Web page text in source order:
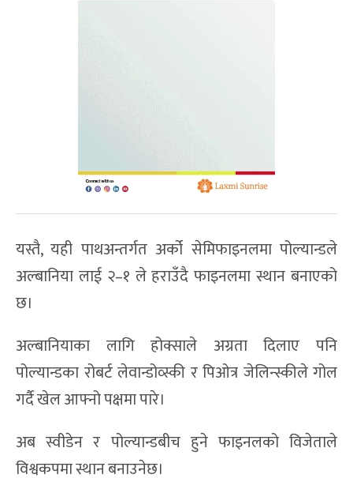
यस्तै, यही पाथअन्तर्गत अर्को सेमिफाइनलमा पोल्यान्डले
अल्बानिया लाई २–१ ले हराउँदै फाइनलमा स्थान बनाएको
छ।
अल्बानियाका लागि होक्साले अग्रता दिलाए पनि
पोल्यान्डका रोबर्ट लेवान्डोव्स्की र पिओत्र जेलिन्स्कीले गोल
गर्दै खेल आफ्नो पक्षमा पारे।
अब स्वीडेन र पोल्यान्डबीच हुने फाइनलको विजेताले
विश्वकपमा स्थान बनाउनेछ।